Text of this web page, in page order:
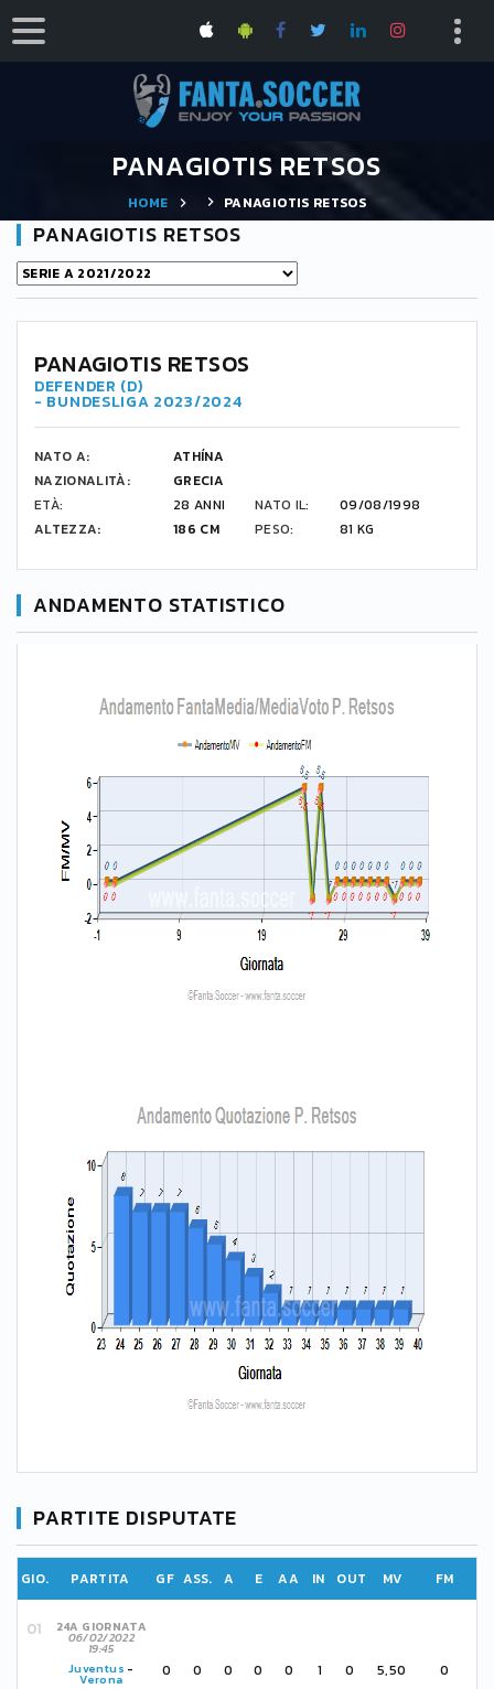
PANAGIOTIS RETSOS
HOME PANAGIOTIS RETSOS
PANAGIOTIS RETSOS
PANAGIOTIS RETSOS
DEFENDER (D)
- BUNDESLIGA 2023/2024
NATO A:
ATHÍNA
NAZIONALITÀ:
GRECIA
ETÀ:
28 ANNI NATO IL:
09/08/1998
ALTEZZA:
186 CM PESO: 81 KG
ANDAMENTO STATISTICO
PARTITE DISPUTATE
GIO. PARTITA GF ASS. A E AA IN OUT MV FM
24A GIORNATA
06/02/2022
19:45
Juventus -
Verona 0 0 0 0 0 1 0 5,50 0